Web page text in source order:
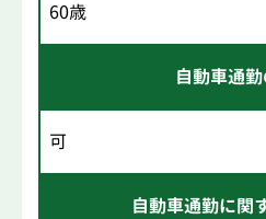
60歳
自動車通
可
自動車通勤に関